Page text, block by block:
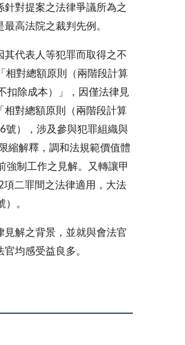
對提案之法律爭議所為之
高法院之裁判先例。
代表人等犯罪而取得之不
相對總額原則（兩階段計算
扣除成本）」，因僅法律見
相對總額原則（兩階段計算
號），涉及參與犯罪組織與
縮解釋，調和法規範價值體
強制工作之見解。又轉讓甲
二罪間之法律適用，大法
。
解之背景，並就與會法官
均感受益良多。